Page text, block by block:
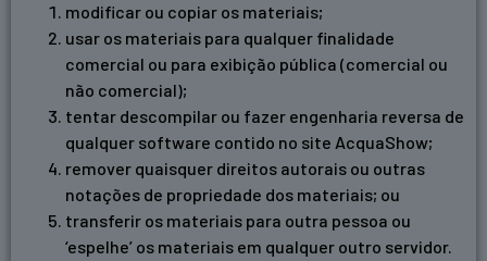
modificar ou copiar os materiais;
usar os materiais para qualquer finalidade
comercial ou para exibição pública (comercial ou
não comercial);
tentar descompilar ou fazer engenharia reversa de
qualquer software contido no site AcquaShow;
remover quaisquer direitos autorais ou outras
notações de propriedade dos materiais; ou
transferir os materiais para outra pessoa ou
‘espelhe’ os materiais em qualquer outro servidor.